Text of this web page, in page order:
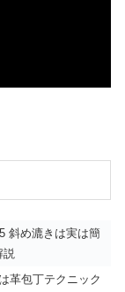
斜め漉きは実は簡
革包丁テクニック